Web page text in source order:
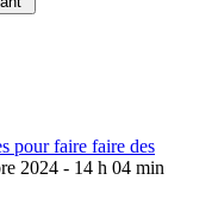
pour faire faire des
2024 - 14 h 04 min